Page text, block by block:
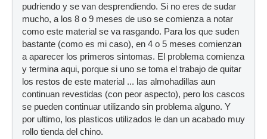
pudriendo y se van desprendiendo. Si no eres de sudar
mucho, a los 8 o 9 meses de uso se comienza a notar
como este material se va rasgando. Para los que suden
bastante (como es mi caso), en 4 o 5 meses comienzan
a aparecer los primeros sintomas. El problema comienza
y termina aqui, porque si uno se toma el trabajo de quitar
los restos de este material ... las almohadillas aun
continuan revestidas (con peor aspecto), pero los cascos
se pueden continuar utilizando sin problema alguno. Y
por ultimo, los plasticos utilizados le dan un acabado muy
rollo tienda del chino.